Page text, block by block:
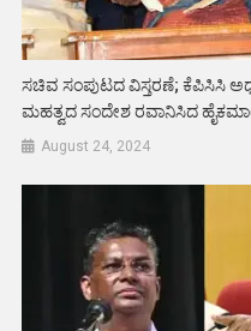
ಸಚಿವ ಸಂಪುಟದ ವಿಸ್ತರಣೆ; ಕೆಪಿಸಿಸಿ
ಮಹತ್ವದ ಸಂದೇಶ ರವಾನಿಸಿದ
August 24, 2024